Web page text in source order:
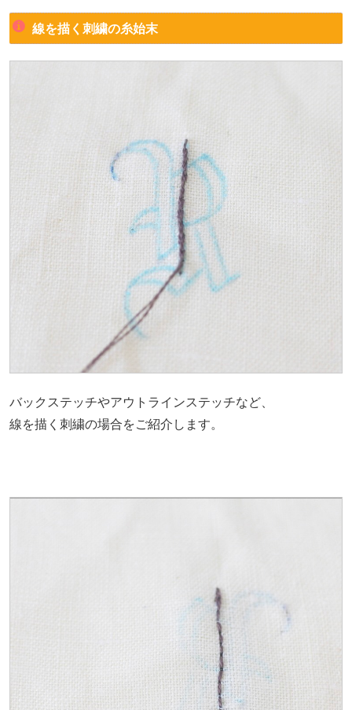
線を描く刺繍の糸始末
バックステッチやアウトラインステッチなど、
線を描く刺繍の場合をご紹介します。